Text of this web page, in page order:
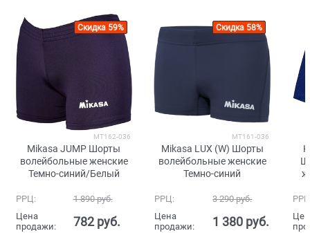
Скидка 59%
MT162-036
Mikasa JUMP Шорты
волейбольные женские
Темно-синий/Белый
РРЦ: 1 890 руб.
Цена
продажи:
782 руб.
Скидка 58%
MT161-036
Mikasa LUX (W) Шорты
волейбольные женские
Темно-синий
РРЦ: 3 290 руб.
Цена
продажи:
1 380 руб.